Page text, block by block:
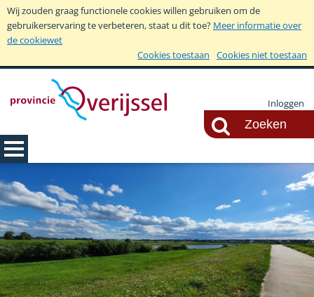
Wij zouden graag functionele cookies willen gebruiken om de
gebruikerservaring te verbeteren, staat u dit toe? Meer informatie over
de cookiewet
Cookies toestaan
Cookies niet toestaan
Inloggen